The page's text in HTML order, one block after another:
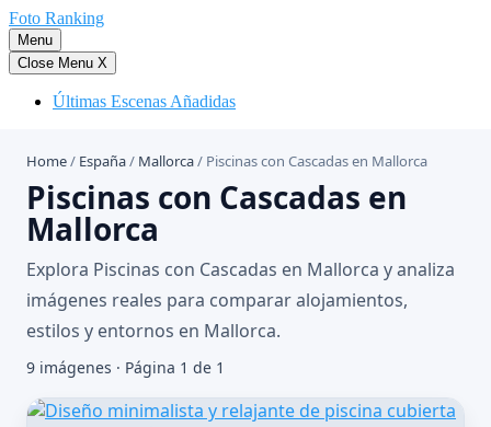
Saltar
al
contenido
Foto Ranking
Menu
Close Menu X
Últimas Escenas Añadidas
Home/ España/ Mallorca/ Piscinas con Cascadas en Mallorca
Piscinas con Cascadas en
Mallorca
Explora Piscinas con Cascadas en Mallorca y analiza
imágenes reales para comparar alojamientos,
estilos y entornos en Mallorca.
9 imágenes · Página 1 de 1